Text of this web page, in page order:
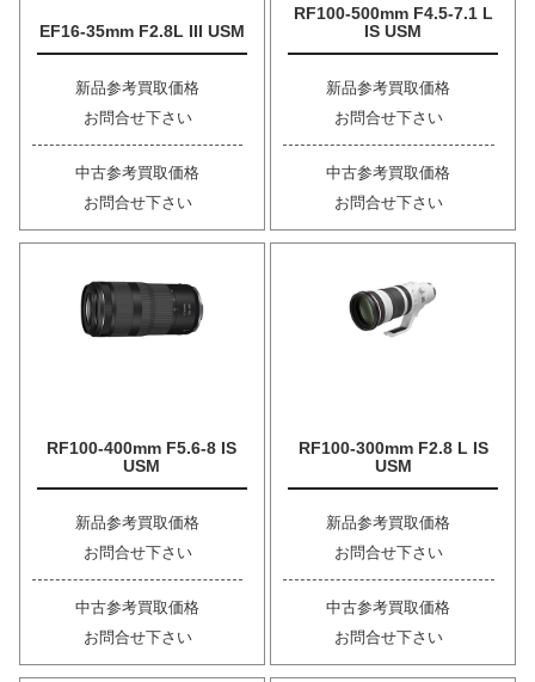
EF16-35mm F2.8L III USM
新品参考買取価格
お問合せ下さい
中古参考買取価格
お問合せ下さい
RF100-500mm F4.5-7.1 L
IS USM
新品参考買取価格
お問合せ下さい
中古参考買取価格
お問合せ下さい
RF100-400mm F5.6-8 IS
USM
新品参考買取価格
お問合せ下さい
中古参考買取価格
お問合せ下さい
RF100-300mm F2.8 L IS
USM
新品参考買取価格
お問合せ下さい
中古参考買取価格
お問合せ下さい